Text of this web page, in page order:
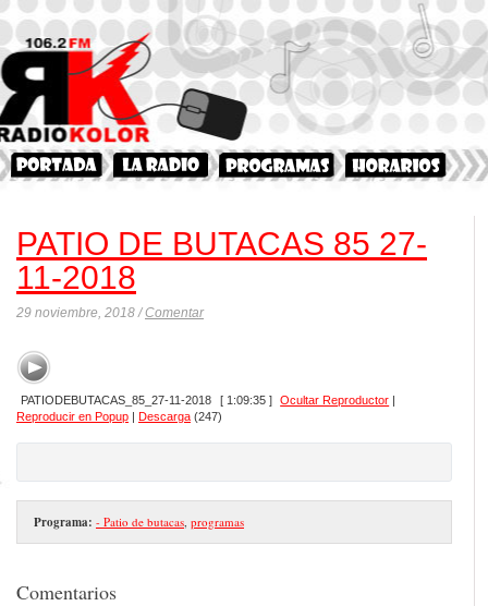
PATIO DE BUTACAS 85 27-
11-2018
29 noviembre, 2018 /Comentar
PATIODEBUTACAS_85_27-11-2018 [ 1:09:35 ] Ocultar Reproductor |
Reproducir en Popup | Descarga (247)
Programa: - Patio de butacas programas
Comentarios